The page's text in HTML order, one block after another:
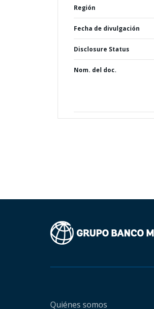
Región
Fecha de divulgación
Disclosure Status
Nom. del doc.
Quiénes somos